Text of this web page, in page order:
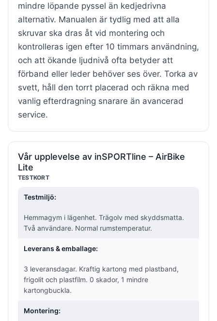
mindre löpande pyssel än kedjedrivna
alternativ. Manualen är tydlig med att alla
skruvar ska dras åt vid montering och
kontrolleras igen efter 10 timmars användning,
och att ökande ljudnivå ofta betyder att
förband eller leder behöver ses över. Torka av
svett, håll den torrt placerad och räkna med
vanlig efterdragning snarare än avancerad
service.
Vår upplevelse av inSPORTline – AirBike
Lite
TESTKORT
Testmiljö:
Hemmagym i lägenhet. Trägolv med skyddsmatta.
Två användare. Normal rumstemperatur.
Leverans & emballage:
3 leveransdagar. Kraftig kartong med plastband,
frigolit och plastfilm. 0 skador, 1 mindre
kartongbuckla.
Montering: